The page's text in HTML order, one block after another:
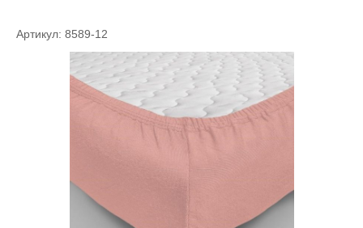
Артикул: 8589-12